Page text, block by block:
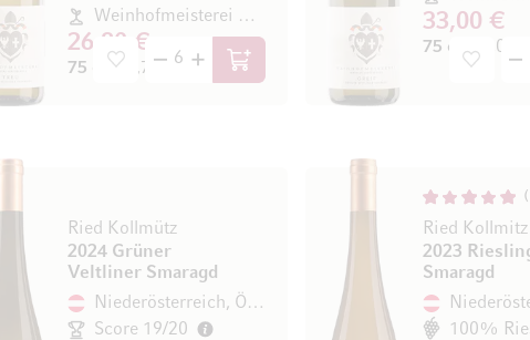
Weinhofmeisterei Mathias Hirtzberger
26,80 €
75 cl (35,73 € / l) In den Warenkorb
33,00 €
75 cl (44,00 €
Ried Kollmütz
2024 Grüner
Veltliner Smaragd
Niederösterreich, Österreich
Score 19/20
Ried Kollmitz
2023
Smaragd
100%